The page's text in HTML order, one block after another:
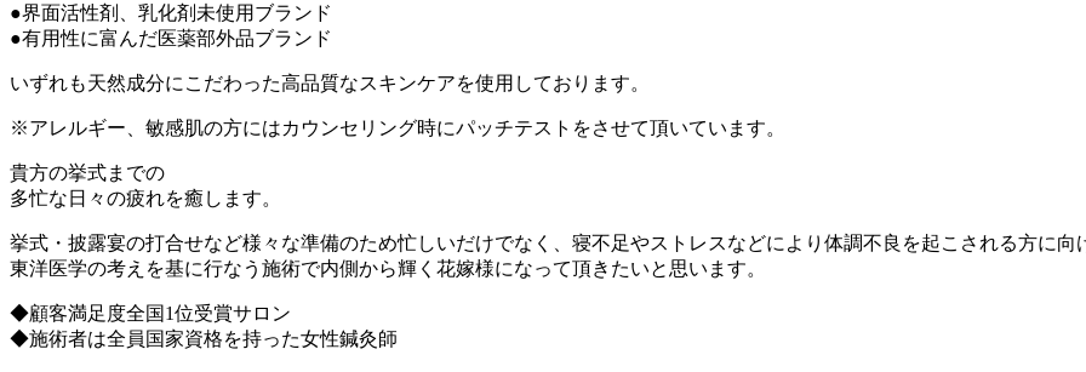
●界面活性剤、乳化剤未使用ブランド
●有用性に富んだ医薬部外品ブランド
いずれも天然成分にこだわった高品質なスキンケアを使用しております。
※アレルギー、敏感肌の方にはカウンセリング時にパッチテストをさせて頂いています。
貴方の挙式までの
多忙な日々の疲れを癒します。
挙式・披露宴の打合せなど様々な準備のため忙しいだけでなく、寝不足やストレスなどにより体調不良を起こされる方に向
東洋医学の考えを基に行なう施術で内側から輝く花嫁様になって頂きたいと思います。
◆顧客満足度全国1位受賞サロン
◆施術者は全員国家資格を持った女性鍼灸師